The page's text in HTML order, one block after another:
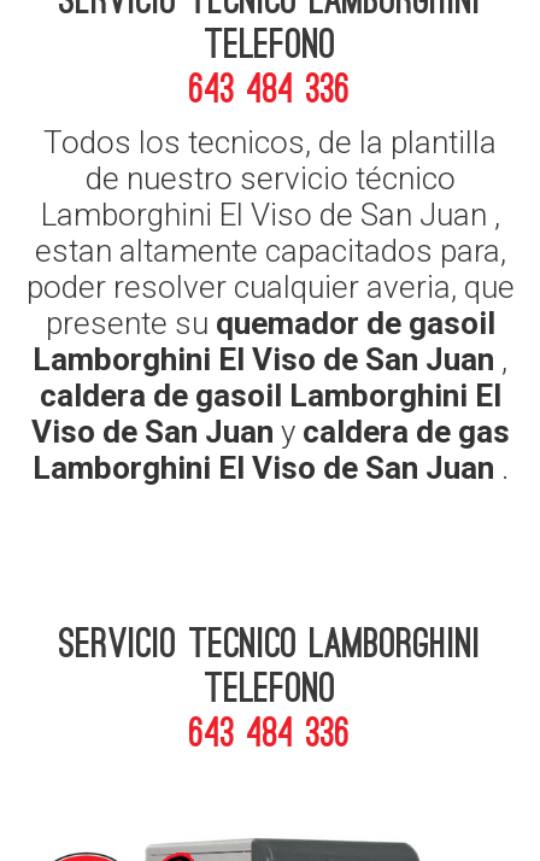
telefono
643 484 336
Todos los tecnicos, de la plantilla
de nuestro servicio técnico
Lamborghini El Viso de San Juan ,
estan altamente capacitados para,
poder resolver cualquier averia, que
presente su quemador de gasoil
Lamborghini El Viso de San Juan ,
caldera de gasoil Lamborghini El
Viso de San Juan y caldera de gas
Lamborghini El Viso de San Juan .
Servicio Tecnico Lamborghini
telefono
643 484 336